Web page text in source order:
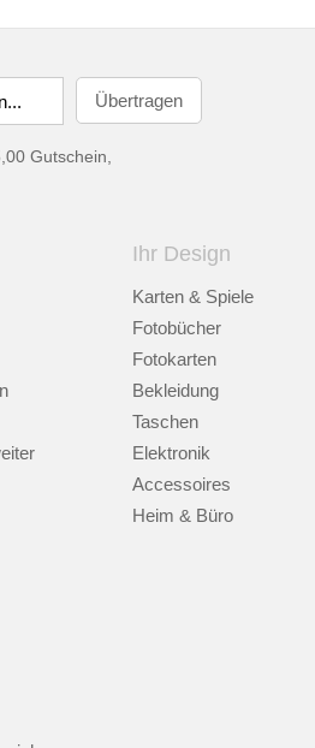
Gutschein,
Ihr Design
Karten & Spiele
Fotobücher
Fotokarten
Bekleidung
Taschen
Elektronik
Accessoires
Heim & Büro